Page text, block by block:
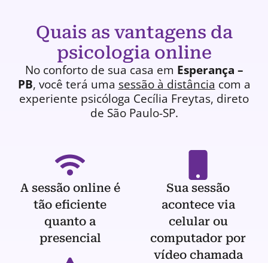
Quais as vantagens da
psicologia online
No conforto de sua casa em Esperança –
PB, você terá uma sessão à distância com a
experiente psicóloga Cecília Freytas, direto
de São Paulo-SP.
A sessão online é
tão eficiente
quanto a
presencial
Sua sessão
acontece via
celular ou
computador por
vídeo chamada